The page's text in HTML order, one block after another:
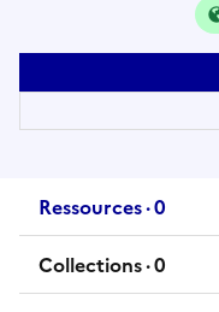
Ressources·0
ressources
Collections·0
collections